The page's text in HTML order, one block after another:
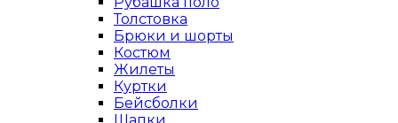
Толстовка
Брюки и шорты
Костюм
Жилеты
Куртки
Бейсболки